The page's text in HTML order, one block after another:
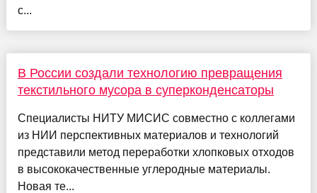
с...
В России создали технологию превращения
текстильного мусора в суперконденсаторы
Специалисты НИТУ МИСИС совместно с коллегами
из НИИ перспективных материалов и технологий
представили метод переработки хлопковых отходов
в высококачественные углеродные материалы.
Новая те...